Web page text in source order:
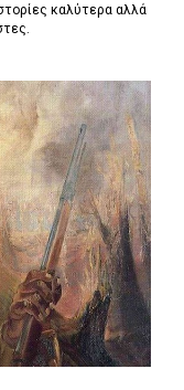
καλύτερα αλλά